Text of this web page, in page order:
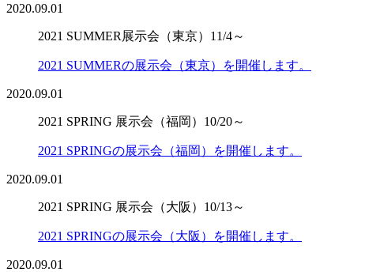
2020.09.01
2021 SUMMER展示会（東京）11/4～
2021 SUMMERの展示会（東京）を開催します。
2020.09.01
2021 SPRING 展示会（福岡）10/20～
2021 SPRINGの展示会（福岡）を開催します。
2020.09.01
2021 SPRING 展示会（大阪）10/13～
2021 SPRINGの展示会（大阪）を開催します。
2020.09.01